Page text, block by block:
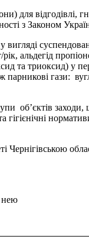
для
з Законом
альдегід
та триоксид) у
парникові гази:
об’єктів
нею